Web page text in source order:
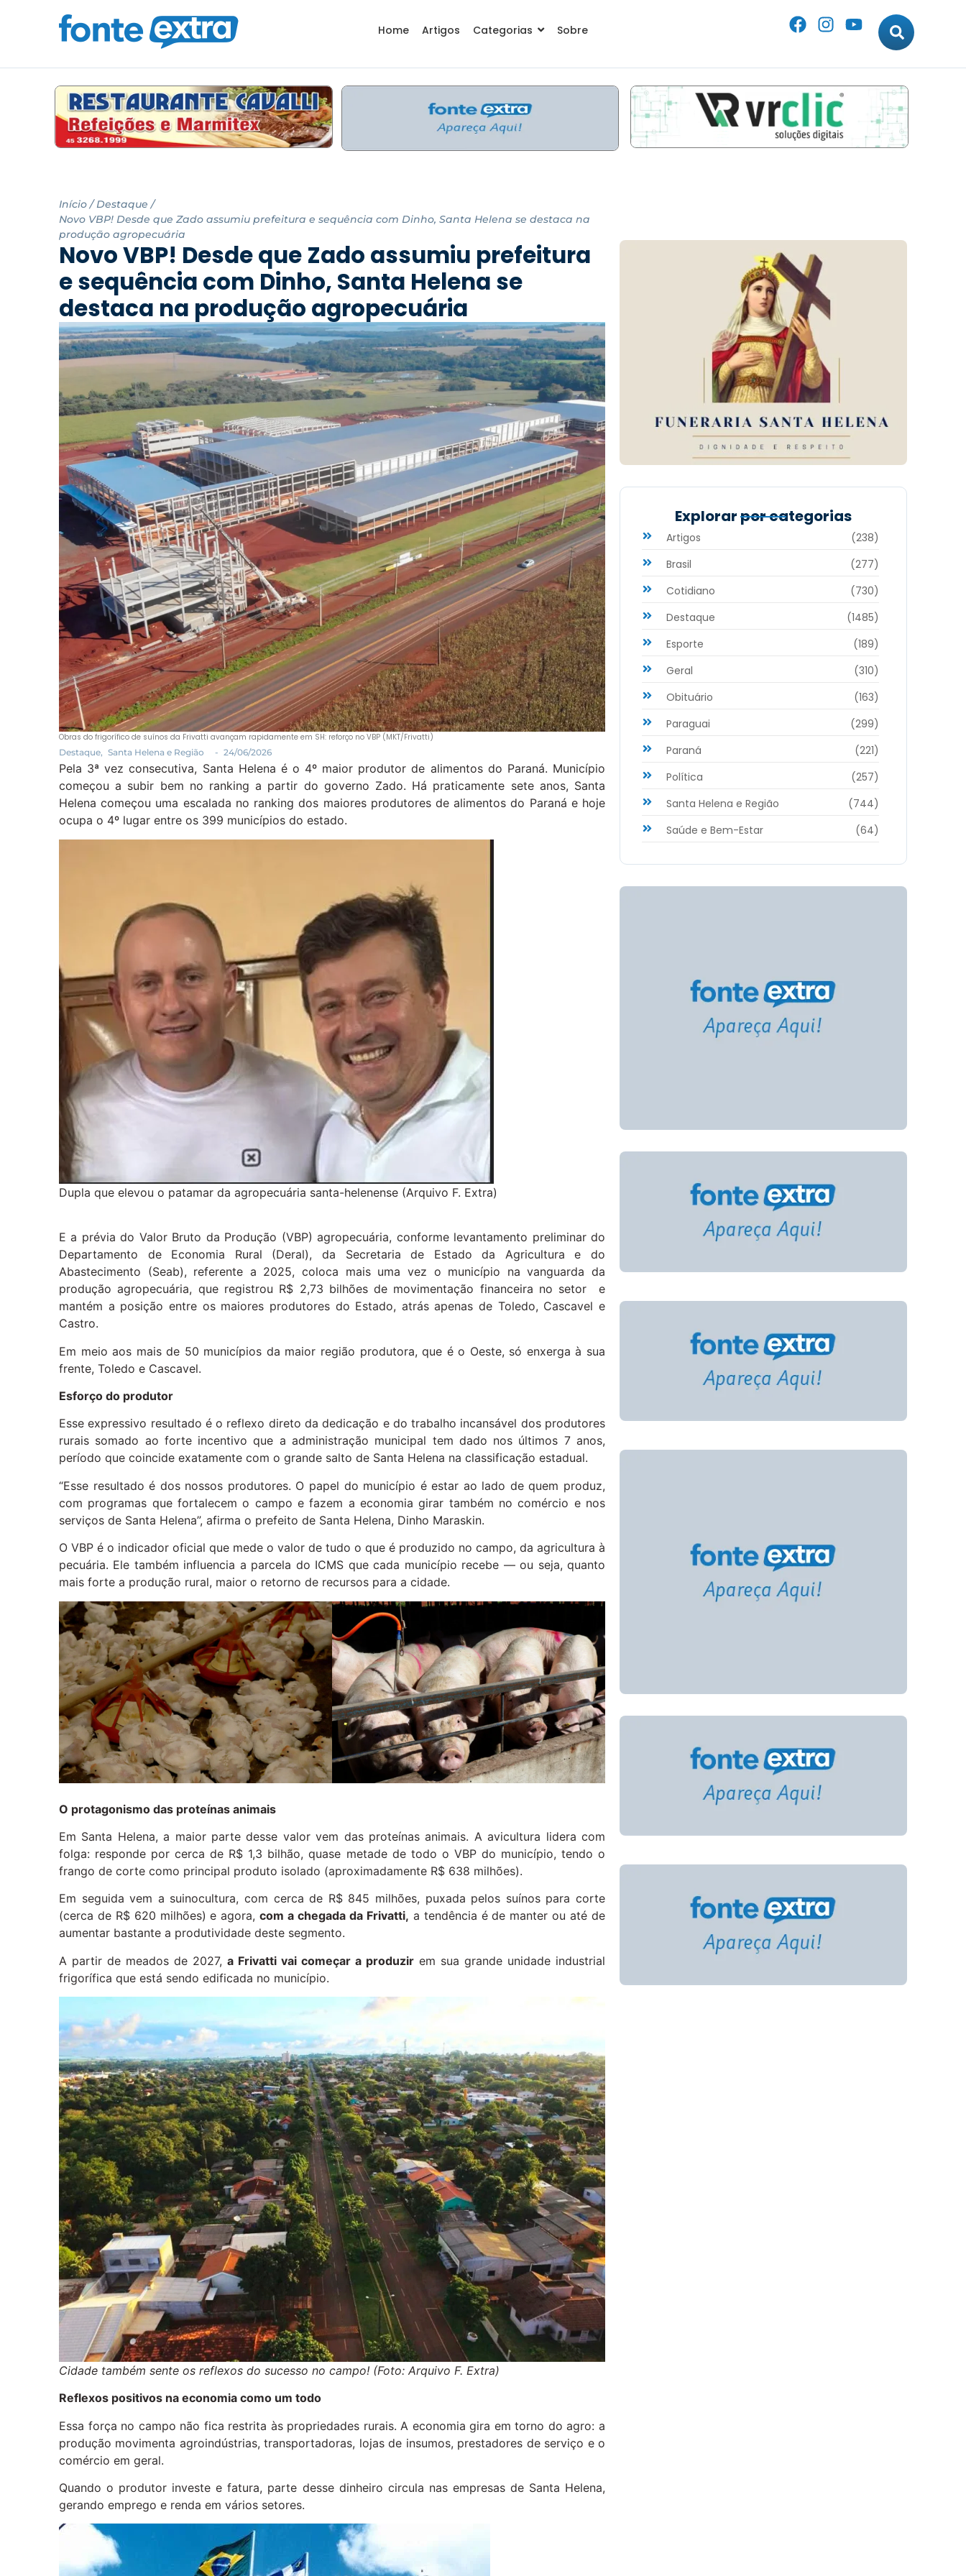
Home Artigos Categorias Sobre
Início / Destaque /
Novo VBP! Desde que Zado assumiu prefeitura e sequência com Dinho, Santa Helena se destaca na
produção agropecuária
Novo VBP! Desde que Zado assumiu prefeitura
e sequência com Dinho, Santa Helena se
destaca na produção agropecuária
Obras do frigorífico de suínos da Frivatti avançam rapidamente em SH: reforço no VBP (MKT/Frivatti)
Destaque, Santa Helena e Região - 24/06/2026
Pela 3ª vez consecutiva, Santa Helena é o 4º maior produtor de alimentos do Paraná. Município
começou a subir bem no ranking a partir do governo Zado. Há praticamente sete anos, Santa
Helena começou uma escalada no ranking dos maiores produtores de alimentos do Paraná e hoje
ocupa o 4º lugar entre os 399 municípios do estado.
Dupla que elevou o patamar da agropecuária santa-helenense (Arquivo F. Extra)
E a prévia do Valor Bruto da Produção (VBP) agropecuária, conforme levantamento preliminar do
Departamento de Economia Rural (Deral), da Secretaria de Estado da Agricultura e do
Abastecimento (Seab), referente a 2025, coloca mais uma vez o município na vanguarda da
produção agropecuária, que registrou R$ 2,73 bilhões de movimentação financeira no setor e
mantém a posição entre os maiores produtores do Estado, atrás apenas de Toledo, Cascavel e
Castro.
Em meio aos mais de 50 municípios da maior região produtora, que é o Oeste, só enxerga à sua
frente, Toledo e Cascavel.
Esforço do produtor
Esse expressivo resultado é o reflexo direto da dedicação e do trabalho incansável dos produtores
rurais somado ao forte incentivo que a administração municipal tem dado nos últimos 7 anos,
período que coincide exatamente com o grande salto de Santa Helena na classificação estadual.
“Esse resultado é dos nossos produtores. O papel do município é estar ao lado de quem produz,
com programas que fortalecem o campo e fazem a economia girar também no comércio e nos
serviços de Santa Helena”, afirma o prefeito de Santa Helena, Dinho Maraskin.
O VBP é o indicador oficial que mede o valor de tudo o que é produzido no campo, da agricultura à
pecuária. Ele também influencia a parcela do ICMS que cada município recebe — ou seja, quanto
mais forte a produção rural, maior o retorno de recursos para a cidade.
O protagonismo das proteínas animais
Em Santa Helena, a maior parte desse valor vem das proteínas animais. A avicultura lidera com
folga: responde por cerca de R$ 1,3 bilhão, quase metade de todo o VBP do município, tendo o
frango de corte como principal produto isolado (aproximadamente R$ 638 milhões).
Em seguida vem a suinocultura, com cerca de R$ 845 milhões, puxada pelos suínos para corte
(cerca de R$ 620 milhões) e agora,com a chegada da Frivatti, a tendência é de manter ou até de
aumentar bastante a produtividade deste segmento.
A partir de meados de 2027, a Frivatti vai começar a produzir em sua grande unidade industrial
frigorífica que está sendo edificada no município.
Cidade também sente os reflexos do sucesso no campo! (Foto: Arquivo F. Extra)
Reflexos positivos na economia como um todo
Essa força no campo não fica restrita às propriedades rurais. A economia gira em torno do agro: a
produção movimenta agroindústrias, transportadoras, lojas de insumos, prestadores de serviço e o
comércio em geral.
Quando o produtor investe e fatura, parte desse dinheiro circula nas empresas de Santa Helena,
gerando emprego e renda em vários setores.
Explorar por categorias
Artigos
(238)
Brasil
(277)
Cotidiano
(730)
Destaque
(1485)
Esporte
(189)
Geral
(310)
Obituário
(163)
Paraguai
(299)
Paraná
(221)
Política
(257)
Santa Helena e Região
(744)
Saúde e Bem-Estar
(64)